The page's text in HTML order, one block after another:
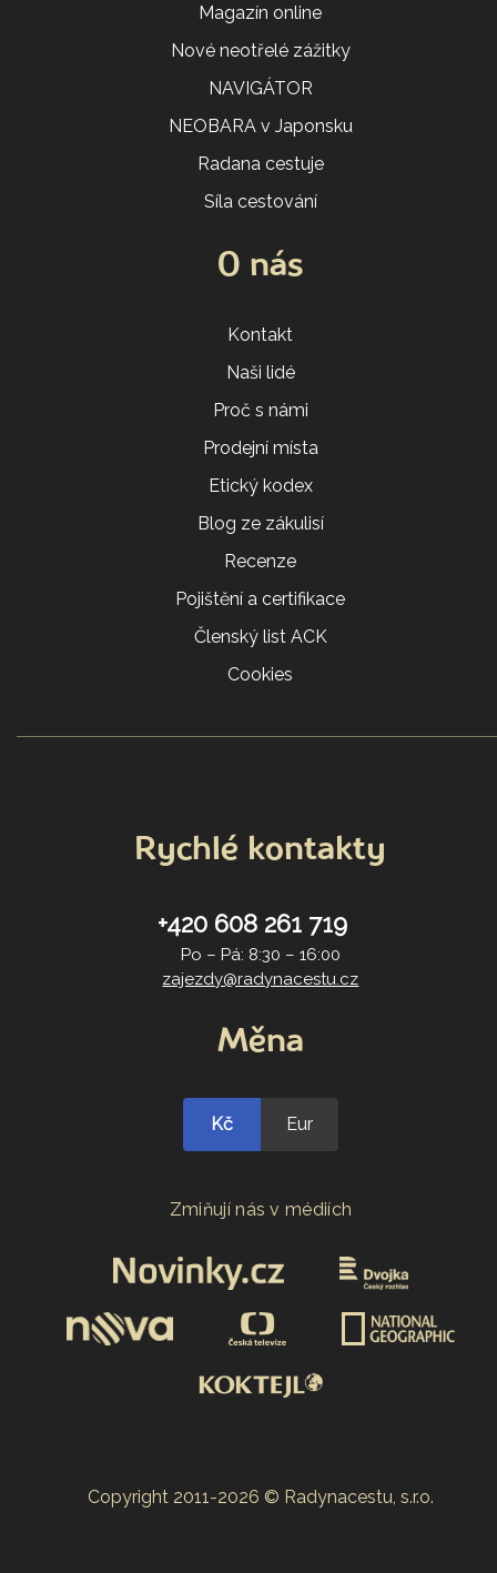
Magazín online
Nové neotřelé zážitky
NAVIGÁTOR
NEOBARA v Japonsku
Radana cestuje
Síla cestování
O nás
Kontakt
Naši lidé
Proč s námi
Prodejní místa
Etický kodex
Blog ze zákulisí
Recenze
Pojištění a certifikace
Členský list ACK
Cookies
Rychlé kontakty
+420 608 261 719
Po – Pá: 8:30 – 16:00
zajezdy@radynacestu.cz
Měna
Kč Eur
Zmiňují nás v médiích
Copyright 2011-2026 © Radynacestu, s.r.o.